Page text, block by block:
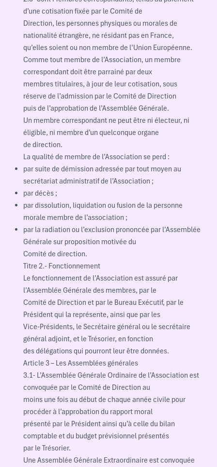
d’une cotisation fixée par le Comité de
Direction, les personnes physiques ou morales de
nationalité étrangère, ne résidant pas en France,
qu’elles soient ou non membre de l’Union Européenne.
Comme tout membre de l’Association, un membre
correspondant doit être parrainé par deux
membres titulaires, à jour de leur cotisation, sous
réserve de l’admission par le Comité de Direction
puis de l’approbation de l’Assemblée Générale.
Un membre correspondant ne peut être ni électeur, ni
éligible, ni membre d’un quelconque organe
de direction.
La qualité de membre de l’Association se perd :
par suite de démission adressée par tout moyen au
secrétariat administratif de l’Association ;
par décès ;
par dissolution, liquidation ou fusion de la personne
morale membre de l’association ;
par la radiation ou l’exclusion prononcée par l’Assemblée
Générale sur proposition motivée du
Comité de direction.
Titre 2.- Fonctionnement
Le fonctionnement de l’Association est assuré par
l’Assemblée Générale des membres, par le
Comité de Direction et par le Bureau Exécutif, par le
Président qui la représente, ainsi que par les
Vice-Présidents, le Secrétaire général ou le secrétaire
général adjoint, et le Trésorier, en fonction
des délégations qui pourront leur être données.
Article 3 – Les Assemblées générales
3.1- L’Assemblée Générale Ordinaire de l’Association est
convoquée par le Comité de Direction au
moins une fois au début de chaque année civile pour
procéder à l’approbation du rapport moral
présenté par le Président ainsi qu’à celle du bilan
comptable et du budget prévisionnel présentés
par le Trésorier.
Une Assemblée Générale Extraordinaire est convoquée